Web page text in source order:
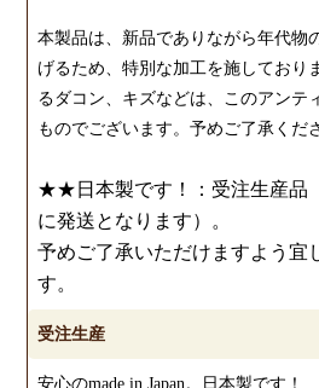
本製品は、新品でありながら年代物
げるため、特別な加工を施しており
るダコン、キズなどは、このアンテ
ものでございます。予めご了承くだ
★★日本製です！：受注生産品
に発送となります）。
予めご了承いただけますよう宜
す。
受注生産
安心のmade in Japan。日本製です！